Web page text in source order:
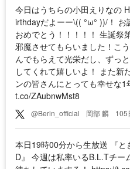
今日はうちらの小田えりなの
irthdayだよーー\(( °ω° ))/！ お
おめでとう！！！！！ 生誕祭
邪魔させてもらいました！こ
んでもらえて光栄だし、ずっ
してくれて嬉しいよ！ また新
ンの皆さんにとっても幸せな
t.co/ZAubnwMst8
@Berin_official 岡部 麟 105
本日19時00分から生放送 『
D』 今週は私率いるB.L.Tチー